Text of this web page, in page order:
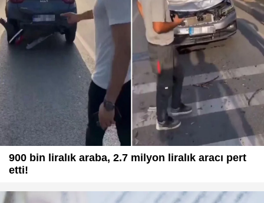
900 bin liralık araba, 2.7 milyon liralık aracı pert
etti!